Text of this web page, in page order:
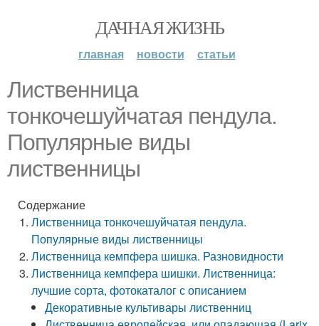
ДАЧНАЯ ЖИЗНЬ
главная новости статьи
Лиственница
тонкочешуйчатая пендула.
Популярные виды
лиственницы
Содержание
Лиственница тонкочешуйчатая пендула.
Популярные виды лиственницы
Лиственница кемпфера шишка. Разновидности
Лиственница кемпфера шишки. Лиственница:
лучшие сорта, фотокаталог с описанием
Декоративные культивары лиственниц